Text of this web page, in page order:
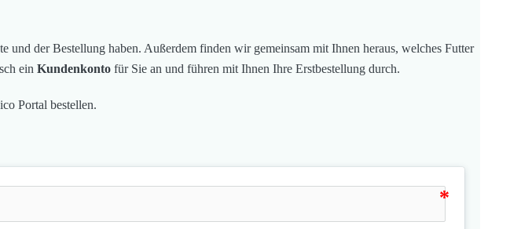
der Bestellung haben. Außerdem finden wir gemeinsam mit Ihnen heraus, welches Futter
ein Kundenkonto für Sie an und führen mit Ihnen Ihre Erstbestellung durch.
Portal bestellen.